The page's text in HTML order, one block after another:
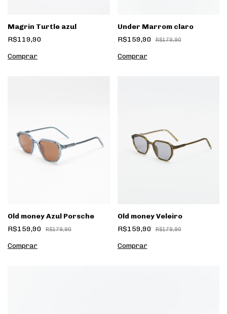
Magrin Turtle azul
R$119,90
Under Marrom claro
R$159,90
R$179,90
Old money Azul Porsche
R$159,90
R$179,90
Old money Veleiro
R$159,90
R$179,90